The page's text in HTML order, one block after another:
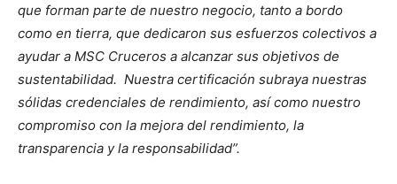
que forman parte de nuestro negocio, tanto a bordo
como en tierra, que dedicaron sus esfuerzos colectivos a
ayudar a MSC Cruceros a alcanzar sus objetivos de
sustentabilidad. Nuestra certificación subraya nuestras
sólidas credenciales de rendimiento, así como nuestro
compromiso con la mejora del rendimiento, la
transparencia y la responsabilidad”.